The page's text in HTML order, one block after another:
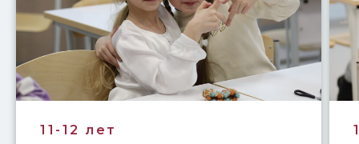
11-12 лет